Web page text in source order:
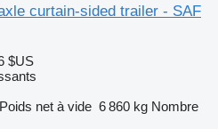
curtain-sided trailer - SAF
$US
Poids net à vide 6 860 kg Nombre